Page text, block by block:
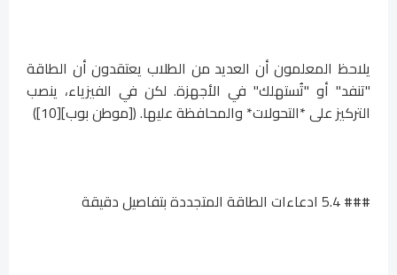
يلاحظ المعلمون أن العديد من الطلاب يعتقدون أن الطاقة
"تنفد" أو "تُستهلك" في الأجهزة. لكن في الفيزياء، ينصب
التركيز على *التحولات* والمحافظة عليها. ([موطن بوب][10])
### 5.4 ادعاءات الطاقة المتجددة بتفاصيل دقيقة